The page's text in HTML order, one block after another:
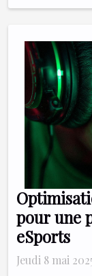
pour une
eSports
Jeudi 8 mai